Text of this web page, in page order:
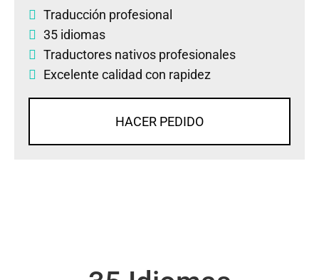
Traducción profesional
35 idiomas
Traductores nativos profesionales
Excelente calidad con rapidez
HACER PEDIDO